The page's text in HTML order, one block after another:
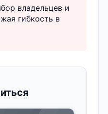
владельцев и
гибкость в